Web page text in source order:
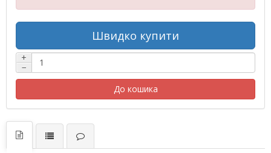
Швидко купити
+
−
До кошика